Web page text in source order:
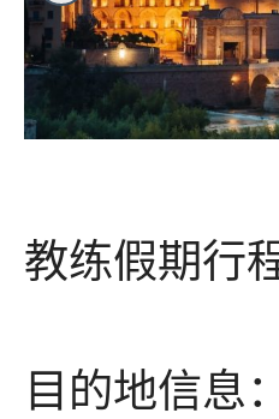
教练假期行
目的地信息：